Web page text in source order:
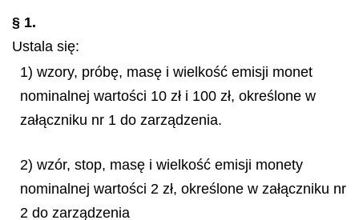
§ 1.
Ustala się:
1) wzory, próbę, masę i wielkość emisji monet
nominalnej wartości 10 zł i 100 zł, określone w
załączniku nr 1 do zarządzenia.
2) wzór, stop, masę i wielkość emisji monety
nominalnej wartości 2 zł, określone w załączniku nr
2 do zarządzenia